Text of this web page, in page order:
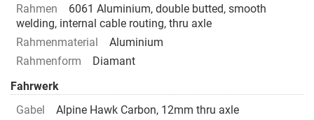
Rahmen
6061 Aluminium, double butted, smooth
welding, internal cable routing, thru axle
Rahmenmaterial
Aluminium
Rahmenform
Diamant
Fahrwerk
Gabel
Alpine Hawk Carbon, 12mm thru axle